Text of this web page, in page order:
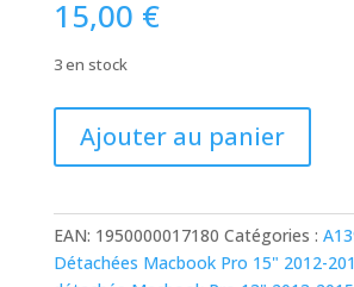
15,00 €
3 en stock
Carte
Wifi
Apple
Ajouter au panier
EAN: 1950000017180 Catégories :
Détachées Macbook Pro 15" 2012-